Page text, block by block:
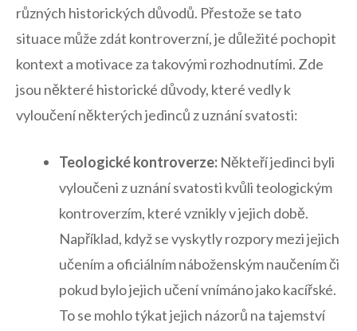
různých historických důvodů. Přestože se⁤ tato⁢
situace může zdát kontroverzní, je důležité pochopit
kontext a motivace za⁣ takovými⁢ rozhodnutími. Zde
jsou některé ⁢historické důvody, které vedly ⁤k
vyloučení⁢ některých jedinců ⁤z uznání⁢ svatosti:
Teologické kontroverze: Někteří jedinci byli
vyloučeni ⁤z uznání svatosti kvůli ⁣teologickým
kontroverzím, které ⁤vznikly⁣ v jejich době.
‌Například, když ⁤se vyskytly rozpory mezi jejich⁤
učením a oficiálním náboženským naučením či
pokud bylo jejich​ učení‍ vnímáno jako kacířské.
To se ⁣mohlo týkat jejich názorů na tajemství